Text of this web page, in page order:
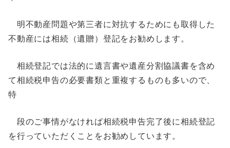
明不動産問題や第三者に対抗するためにも取得した
不動産には相続（遺贈）登記をお勧めします。
相続登記では法的に遺言書や遺産分割協議書を含め
て相続税申告の必要書類と重複するものも多いので、
特
段のご事情がなければ相続税申告完了後に相続登記
を行っていただくことをお勧めしています。